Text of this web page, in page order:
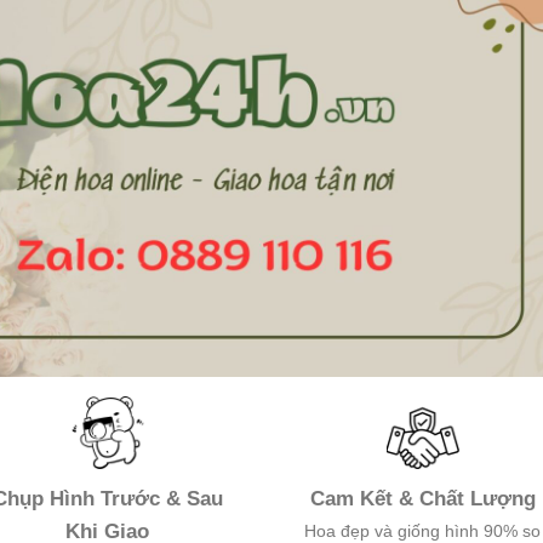
Hình Trước & Sau
Khi Giao
Cam Kết & Chất Lượng
Hoa đẹp và giống hình 90% so